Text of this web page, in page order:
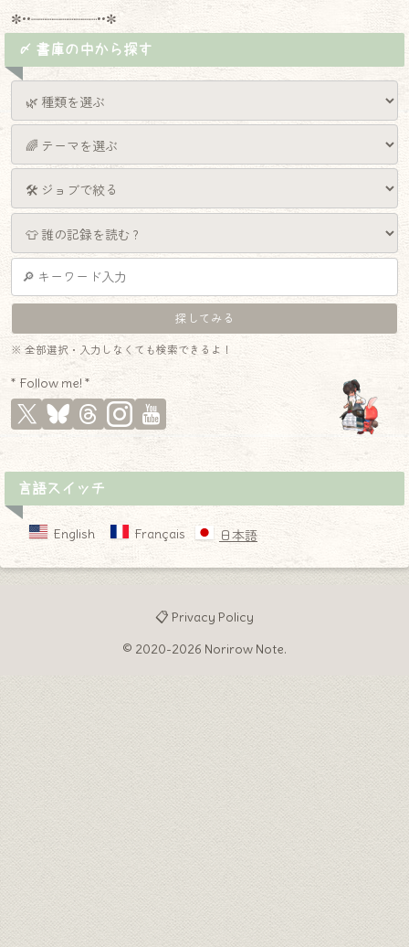
✼••┈┈┈┈┈┈┈┈┈••✼
〆 書庫の中から探す
※ 全部選択・入力しなくても検索できるよ！
* Follow me! *
言語スイッチ
English Français 日本語
📋 Privacy Policy
© 2020-2026 Norirow Note.